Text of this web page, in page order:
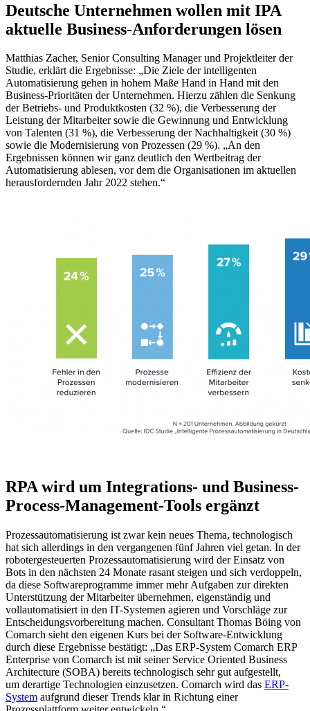
Deutsche Unternehmen wollen mit IPA
aktuelle Business-Anforderungen lösen
Matthias Zacher, Senior Consulting Manager und Projektleiter der
Studie, erklärt die Ergebnisse: „Die Ziele der intelligenten
Automatisierung gehen in hohem Maße Hand in Hand mit den
Business-Prioritäten der Unternehmen. Hierzu zählen die Senkung
der Betriebs- und Produktkosten (32 %), die Verbesserung der
Leistung der Mitarbeiter sowie die Gewinnung und Entwicklung
von Talenten (31 %), die Verbesserung der Nachhaltigkeit (30 %)
sowie die Modernisierung von Prozessen (29 %). „An den
Ergebnissen können wir ganz deutlich den Wertbeitrag der
Automatisierung ablesen, vor dem die Organisationen im aktuellen
herausfordernden Jahr 2022 stehen.“
RPA wird um Integrations- und Business-
Process-Management-Tools ergänzt
Prozessautomatisierung ist zwar kein neues Thema, technologisch
hat sich allerdings in den vergangenen fünf Jahren viel getan. In der
robotergesteuerten Prozessautomatisierung wird der Einsatz von
Bots in den nächsten 24 Monate rasant steigen und sich verdoppeln,
da diese Softwareprogramme immer mehr Aufgaben zur direkten
Unterstützung der Mitarbeiter übernehmen, eigenständig und
vollautomatisiert in den IT-Systemen agieren und Vorschläge zur
Entscheidungsvorbereitung machen. Consultant Thomas Böing von
Comarch sieht den eigenen Kurs bei der Software-Entwicklung
durch diese Ergebnisse bestätigt: „Das ERP-System Comarch ERP
Enterprise von Comarch ist mit seiner Service Oriented Business
Architecture (SOBA) bereits technologisch sehr gut aufgestellt,
um derartige Technologien einzusetzen. Comarch wird das ERP-
System aufgrund dieser Trends klar in Richtung einer